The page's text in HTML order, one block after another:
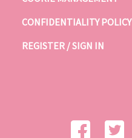
CONFIDENTIALITY POLICY
REGISTER / SIGN IN